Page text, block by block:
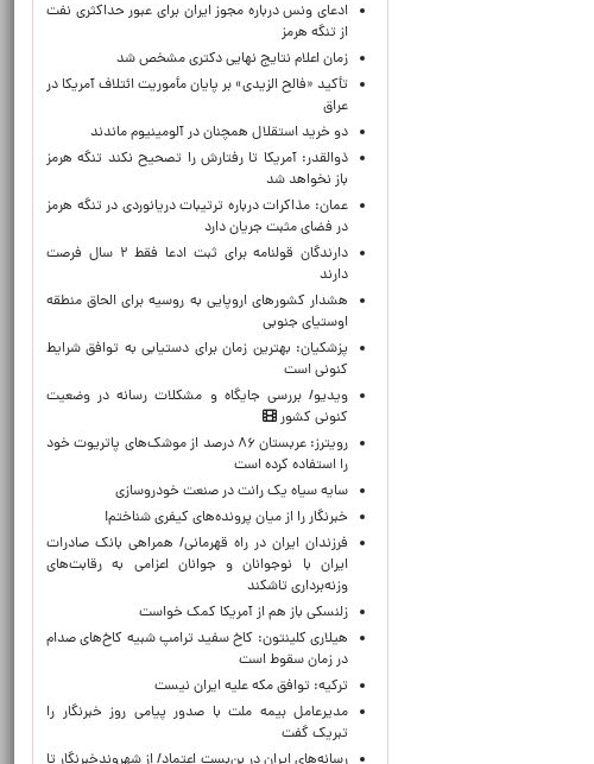
ادعای ونس درباره مجوز ایران برای عبور حداکثری نفت
از تنگه هرمز
زمان اعلام نتایج نهایی دکتری مشخص شد
تأکید «فالح الزیدی» بر پایان مأموریت ائتلاف آمریکا در
عراق
دو خرید استقلال همچنان در آلومینیوم ماندند
ذوالقدر: آمریکا تا رفتارش را تصحیح نکند تنگه هرمز
باز نخواهد شد
عمان: مذاکرات درباره ترتیبات دریانوردی در تنگه هرمز
در فضای مثبت جریان دارد
دارندگان قولنامه برای ثبت ادعا فقط ۲ سال فرصت
دارند
هشدار کشورهای اروپایی به روسیه برای الحاق منطقه
اوستیای جنوبی
پزشکیان‌: بهترین زمان برای دستیابی به توافق شرایط
کنونی است
ویدیو/ بررسی جایگاه و مشکلات رسانه در وضعیت
کنونی کشور
رویترز: عربستان ۸۶ درصد از موشک‌های پاتریوت خود
را استفاده کرده است
سایه سیاه یک رانت در صنعت خودروسازی
خبرنگار را از میان پرونده‌های کیفری شناختم!
​فرزندان ایران در راه قهرمانی/ همراهی بانک صادرات
ایران با نوجوانان و جوانان اعزامی به رقابت‌های
وزنه‌برداری تاشکند
زلنسکی باز هم از آمریکا کمک خواست
هیلاری کلینتون: کاخ سفید ترامپ شبیه کاخ‌های صدام
در زمان سقوط است
ترکیه: توافق مکه علیه ایران نیست
مدیرعامل بیمه ملت با صدور پیامی روز خبرنگار را
تبریک گفت